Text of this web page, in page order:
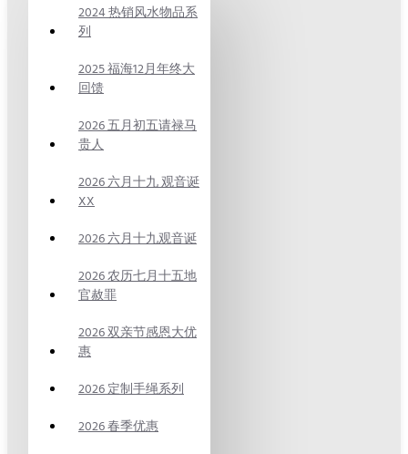
2024 热销风水物品系
列
2025 福海12月年终大
回馈
2026 五月初五请禄马
贵人
2026 六月十九 观音诞
XX
2026 六月十九观音诞
2026 农历七月十五地
官赦罪
2026 双亲节感恩大优
惠
2026 定制手绳系列
2026 春季优惠